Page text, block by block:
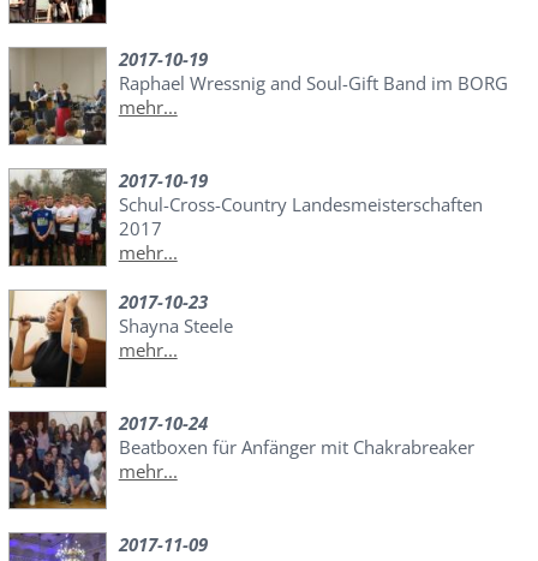
2017-10-19
Raphael Wressnig and Soul-Gift Band im BORG
mehr...
2017-10-19
Schul-Cross-Country Landesmeisterschaften
2017
mehr...
2017-10-23
Shayna Steele
mehr...
2017-10-24
Beatboxen für Anfänger mit Chakrabreaker
mehr...
2017-11-09